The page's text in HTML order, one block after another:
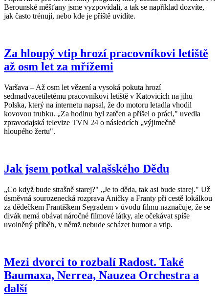
Berounské měšťany jsme vyzpovídali, a tak se například dozvíte,
jak často trénují, nebo kde je příště uvidíte.
Za hloupý vtip hrozí pracovníkovi letiště
až osm let za mřížemi
Varšava – Až osm let vězení a vysoká pokuta hrozí
sedmadvacetiletému pracovníkovi letiště v Katovicích na jihu
Polska, který na internetu napsal, že do motoru letadla vhodil
kovovou trubku. „Za hodinu byl zatčen a přišel o práci," uvedla
zpravodajská televize TVN 24 o následcích „výjimečně
hloupého žertu".
Jak jsem potkal valašského Dědu
„Co když bude strašně starej?" „Je to děda, tak asi bude starej." Už
úsměvná sourozenecká rozprava Aničky a Franty při cestě lokálkou
za dědečkem Františkem Segradem v úvodu filmu naznačuje, že se
divák nemá obávat náročné filmové látky, ale očekávat spíše
uvolněný příběh, v němž nebude scházet humor a vtip.
Mezi dvorci to rozbalí Radost. Také
Baumaxa, Nerrea, Nauzea Orchestra a
další